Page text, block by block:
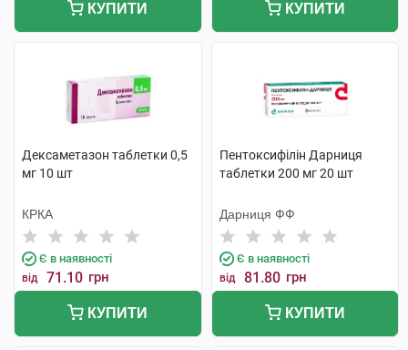
КУПИТИ КУПИТИ
Дексаметазон таблетки 0,5
мг 10 шт
КРКА
Є в наявності
від 71.10 грн
КУПИТИ
Пентоксифілін Дарниця
таблетки 200 мг 20 шт
Дарниця ФФ
Є в наявності
від 81.80 грн
КУПИТИ